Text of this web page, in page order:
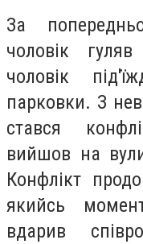
За
чоловік
чоловік
парковки. З
стався
вийшов на
Конфлікт
якийсь
вдарив